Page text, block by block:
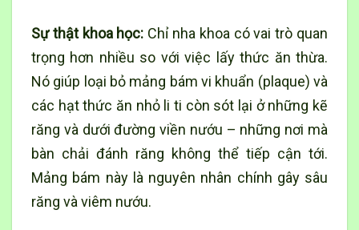
Sự thật khoa học: Chỉ nha khoa có vai trò quan
trọng hơn nhiều so với việc lấy thức ăn thừa.
Nó giúp loại bỏ mảng bám vi khuẩn (plaque) và
các hạt thức ăn nhỏ li ti còn sót lại ở những kẽ
răng và dưới đường viền nướu – những nơi mà
bàn chải đánh răng không thể tiếp cận tới.
Mảng bám này là nguyên nhân chính gây sâu
răng và viêm nướu.